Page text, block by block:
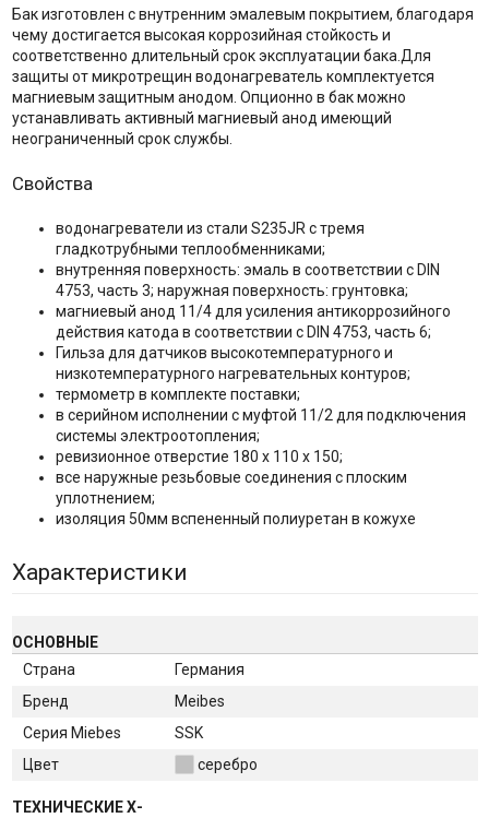
Бак изготовлен с внутренним эмалевым покрытием, благодаря
чему достигается высокая коррозийная стойкость и
соответственно длительный срок эксплуатации бака.Для
защиты от микротрещин водонагреватель комплектуется
магниевым защитным анодом. Опционно в бак можно
устанавливать активный магниевый анод имеющий
неограниченный срок службы.
Свойства
водонагреватели из стали S235JR с тремя
гладкотрубными теплообменниками;
внутренняя поверхность: эмаль в соответствии с DIN
4753, часть 3; наружная поверхность: грунтовка;
магниевый анод 11/4 для усиления антикоррозийного
действия катода в соответствии с DIN 4753, часть 6;
Гильза для датчиков высокотемпературного и
низкотемпературного нагревательных контуров;
термометр в комплекте поставки;
в серийном исполнении с муфтой 11/2 для подключения
системы электроотопления;
ревизионное отверстие 180 x 110 x 150;
все наружные резьбовые соединения с плоским
уплотнением;
изоляция 50мм вспененный полиуретан в кожухе
Характеристики
ОСНОВНЫЕ
Страна
Германия
Бренд
Meibes
Серия Miebes
SSK
Цвет
серебро
ТЕХНИЧЕСКИЕ Х-